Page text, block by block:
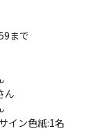
まで
ん
イン色紙:1名